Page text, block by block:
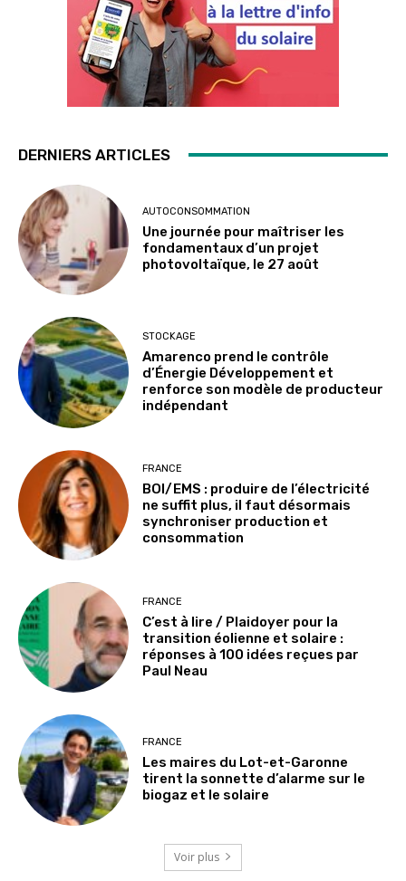
DERNIERS ARTICLES
AUTOCONSOMMATION
Une journée pour maîtriser les
fondamentaux d’un projet
photovoltaïque, le 27 août
STOCKAGE
Amarenco prend le contrôle
d’Énergie Développement et
renforce son modèle de producteur
indépendant
FRANCE
BOI/EMS : produire de l’électricité
ne suffit plus, il faut désormais
synchroniser production et
consommation
FRANCE
C’est à lire / Plaidoyer pour la
transition éolienne et solaire :
réponses à 100 idées reçues par
Paul Neau
FRANCE
Les maires du Lot-et-Garonne
tirent la sonnette d’alarme sur le
biogaz et le solaire
Voir plus